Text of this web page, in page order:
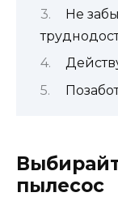
Не
пылесос